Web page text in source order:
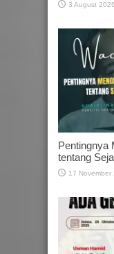
3 August 2026
Pentingnya
tentang
17 November